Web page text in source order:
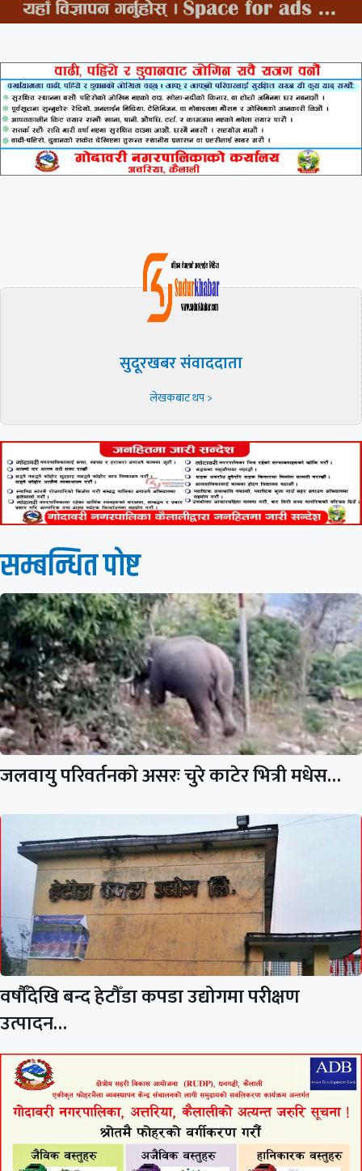
सुदूरखबर संवाददाता
लेखकबाट थप >
सम्बन्धित पाेष्ट
जलवायु परिवर्तनको असरः चुरे काटेर भित्री मधेस…
वर्षौँदेखि बन्द हेटौँडा कपडा उद्योगमा परीक्षण
उत्पादन…